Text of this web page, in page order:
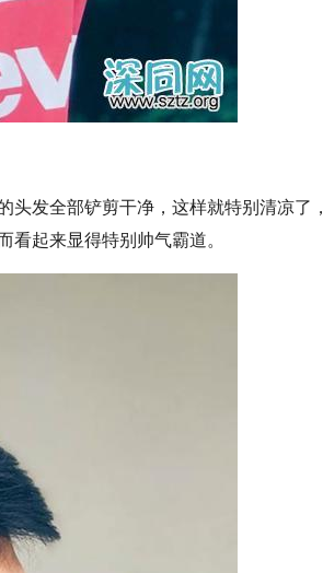
发全部铲剪干净，这样就特别清凉了，
起来显得特别帅气霸道。